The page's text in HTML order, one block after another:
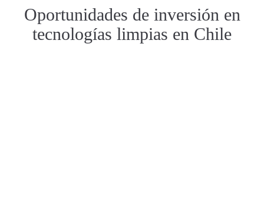
Oportunidades de inversión en
tecnologías limpias en Chile